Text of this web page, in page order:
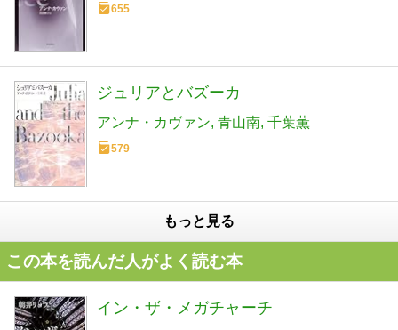
655
ジュリアとバズーカ
アンナ・カヴァン 青山南 千葉薫
579
もっと見る
この本を読んだ人がよく読む本
イン・ザ・メガチャーチ